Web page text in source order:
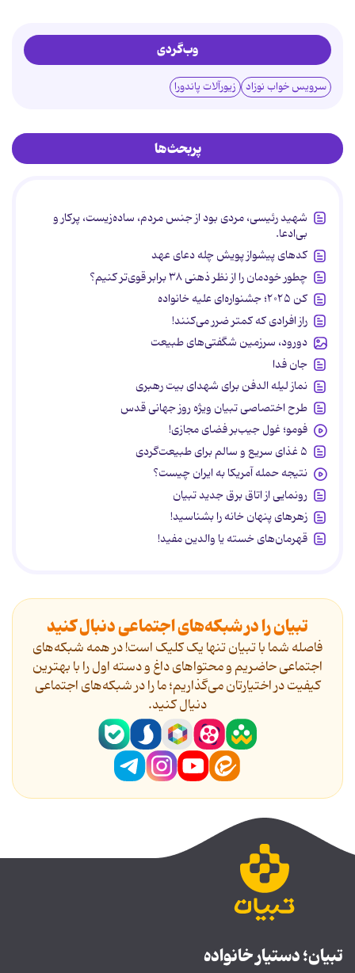
وب‌گردی
سرویس خواب نوزاد زیورآلات پاندورا
پربحث‌ها
شهید رئیسی، مردی بود از جنس مردم، ساده‌زیست، پرکار و
بی‌ادعا.
کدهای پیشواز پویش چله دعای عهد
چطور خودمان را از نظر ذهنی ۳۸ برابر قوی‌تر کنیم؟
کن ۲۰۲۵؛ جشنواره‌ای علیه خانواده
راز افرادی که کمتر ضرر می‌کنند!
دورود، سرزمین شگفتی‌های طبیعت
جان فدا
نماز لیله الدفن برای شهدای بیت رهبری
طرح اختصاصی تبیان ویژه روز جهانی قدس
فومو؛ غول جیب‌بر فضای مجازی!
۵ غذای سریع و سالم برای طبیعت‌گردی
نتیجه حمله آمریکا به ایران چیست؟
رونمایی از اتاق برق جدید تبیان
زهرهای پنهان خانه را بشناسید!
قهرمان‌های خسته یا والدین مفید!
تبیان را در شبکه‌های اجتماعی دنبال کنید
فاصله شما با تبیان تنها یک کلیک است! در همه شبکه‌های
اجتماعی حاضریم و محتواهای داغ و دسته اول را با بهترین
کیفیت در اختیارتان می‌گذاریم؛ ما را در شبکه‌های اجتماعی
دنیال کنید.
تبیان؛ دستیار خانواده